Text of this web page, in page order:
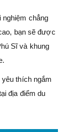
nghiệm chẳng
bạn sẽ được
Sĩ và khung
thích ngắm
địa điểm du